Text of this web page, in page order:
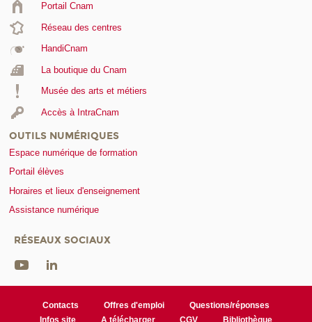
Portail Cnam
Réseau des centres
HandiCnam
La boutique du Cnam
Musée des arts et métiers
Accès à IntraCnam
OUTILS NUMÉRIQUES
Espace numérique de formation
Portail élèves
Horaires et lieux d'enseignement
Assistance numérique
RÉSEAUX SOCIAUX
Contacts Offres d'emploi
Questions/réponses
Infos site
A télécharger CGV Bibliothèque